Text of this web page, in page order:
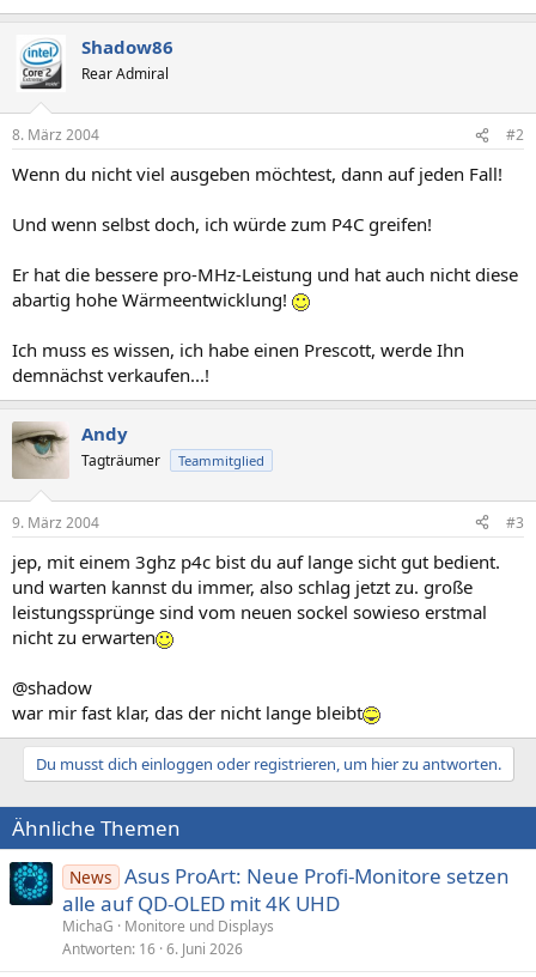
Shadow86
Rear Admiral
8. März 2004 #2
Wenn du nicht viel ausgeben möchtest, dann auf jeden Fall!
Und wenn selbst doch, ich würde zum P4C greifen!
Er hat die bessere pro-MHz-Leistung und hat auch nicht diese
abartig hohe Wärmeentwicklung!
Ich muss es wissen, ich habe einen Prescott, werde Ihn
demnächst verkaufen...!
Andy
Tagträumer Teammitglied
9. März 2004 #3
jep, mit einem 3ghz p4c bist du auf lange sicht gut bedient.
und warten kannst du immer, also schlag jetzt zu. große
leistungssprünge sind vom neuen sockel sowieso erstmal
nicht zu erwarten
@shadow
war mir fast klar, das der nicht lange bleibt
Du musst dich einloggen oder registrieren, um hier zu antworten.
Ähnliche Themen
News Asus ProArt: Neue Profi-Monitore setzen
alle auf QD-OLED mit 4K UHD
MichaG
Monitore und Displays
Antworten 16 6. Juni 2026